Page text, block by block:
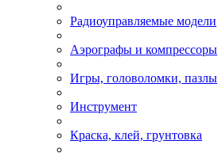
Радиоуправляемые модели
Аэрографы и компрессоры
Игры, головоломки, пазлы
Инструмент
Краска, клей, грунтовка